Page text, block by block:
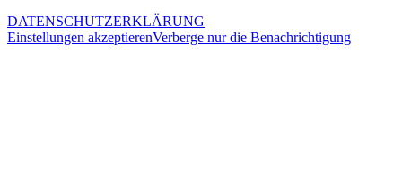
DATENSCHUTZERKLÄRUNG
Einstellungen akzeptierenVerberge nur die Benachrichtigung